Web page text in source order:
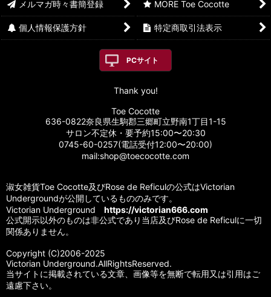
メルマガ時々書簡登録 MORE Toe Cocotte
個人情報保護方針 特定商取引法表示
PCサイト
Thank you!
Toe Cocotte
636-0822奈良県生駒郡三郷町立野南1丁目1-15
サロン不定休・要予約15:00〜20:30
0745-60-0257(電話受付12:00〜20:00)
mail:shop@toecocotte.com
淑女雑貨Toe Cocotte及びRose de Reficulの公式はVictorian
Undergroundが公開しているもののみです。
Victorian Underground https://victorian666.com
公式開示以外のものは非公式であり当店及びRose de Reficulに一切
関係ありません。
Copyright (C)2006-2025
Victorian Underground.AllRightsReserved.
当サイトに掲載されている文章、画像等を無断で転用又は引用はご
遠慮下さい。